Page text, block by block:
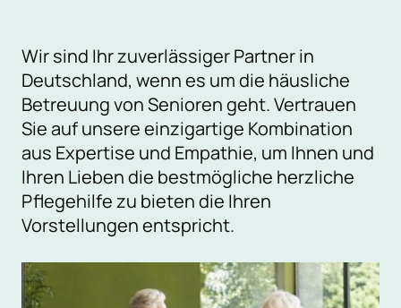
Wir sind Ihr zuverlässiger Partner in
Deutschland, wenn es um die häusliche
Betreuung von Senioren geht. Vertrauen
Sie auf unsere einzigartige Kombination
aus Expertise und Empathie, um Ihnen und
Ihren Lieben die bestmögliche herzliche
Pflegehilfe zu bieten die Ihren
Vorstellungen entspricht.